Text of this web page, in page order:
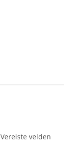
Vereiste velden